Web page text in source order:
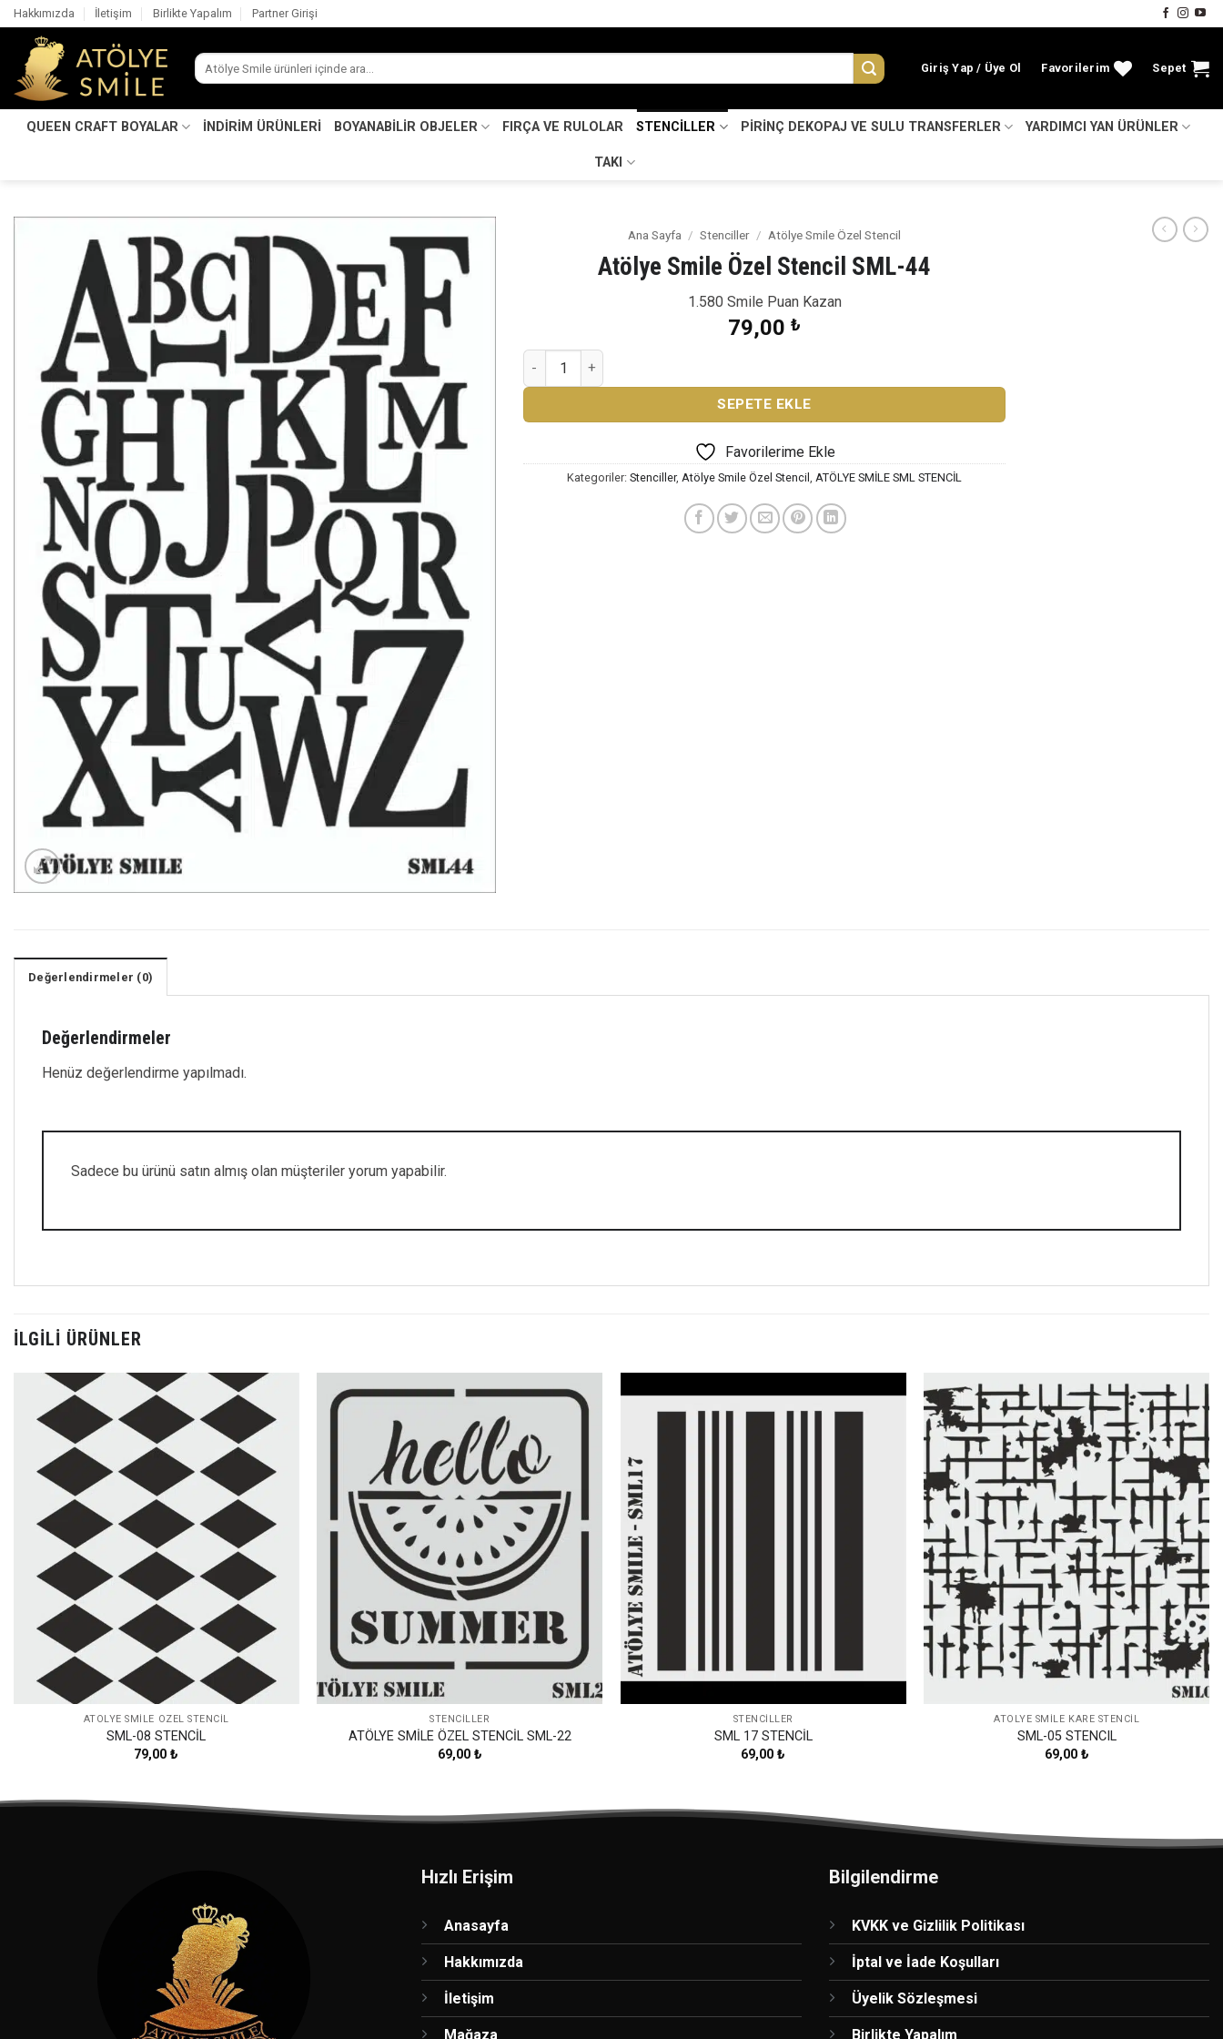
İçeriğe
atla
Hakkımızda İletişim Birlikte Yapalım Partner Girişi
Ara:
Giriş Yap Favorilerim Sepet
QUEEN CRAFT BOYALAR İNDİRİM ÜRÜNLERİ BOYANABİLİR OBJELER FIRÇA VE RULOLAR STENCİLLER PİRİNÇ DEKOPAJ VE SULU TRANSFERLER YARDIMCI YAN ÜRÜNLER
TAKI
Favorilerime
Ekle
Ana Sayfa / Stenciller / Atölye Smile Özel Stencil
Atölye Smile Özel Stencil SML-44
1.580 Smile Puan Kazan
79,00 ₺
Atölye Smile Özel Stencil SML-44 adet
SEPETE EKLE
Favorilerime Ekle
Kategoriler: Stenciller, Atölye Smile Özel Stencil , ATÖLYE SMİLE SML STENCİL
Değerlendirmeler (0)
Değerlendirmeler
Henüz değerlendirme yapılmadı.
Sadece bu ürünü satın almış olan müşteriler yorum yapabilir.
İLGILI ÜRÜNLER
Favorilerime
Ekle
ATÖLYE SMILE ÖZEL STENCIL
SML-08 STENCİL
79,00₺
STENCILLER
ATÖLYE SMİLE ÖZEL STENCİL SML-22
69,00 ₺
STENCILLER
SML 17 STENCİL
69,00₺
Favorilerime
Ekle
ATÖLYE SMİLE KARE STENCİL
SML-05 STENCIL
69,00 ₺
Hızlı Erişim
Anasayfa
Hakkımızda
İletişim
Mağaza
Bilgilendirme
KVKK ve Gizlilik Politikası
İptal ve İade Koşulları
Üyelik Sözleşmesi
Birlikte Yapalım